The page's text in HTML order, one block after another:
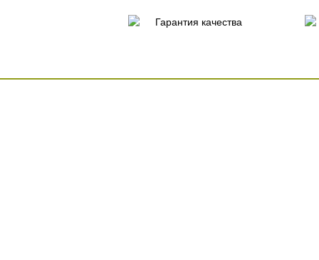
Гарантия качества